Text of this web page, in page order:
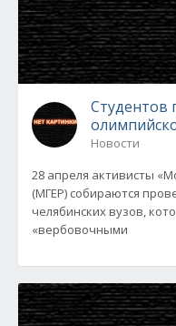
Студентов
Новости
28 апреля активисты
(МГЕР) собираются
челябинских вузов,
«вербовочными